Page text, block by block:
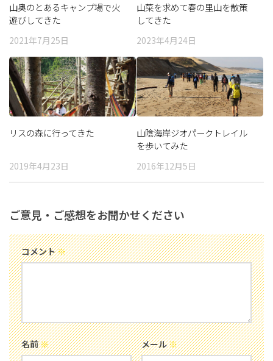
山奥のとあるキャンプ場で火
遊びしてきた
2021年7月25日
山菜を求めて春の里山を散策
してきた
2023年4月24日
リスの森に行ってきた
2019年4月23日
山陰海岸ジオパークトレイル
を歩いてみた
2016年12月5日
ご意見・ご感想をお聞かせください
コメント※
名前※ メール※